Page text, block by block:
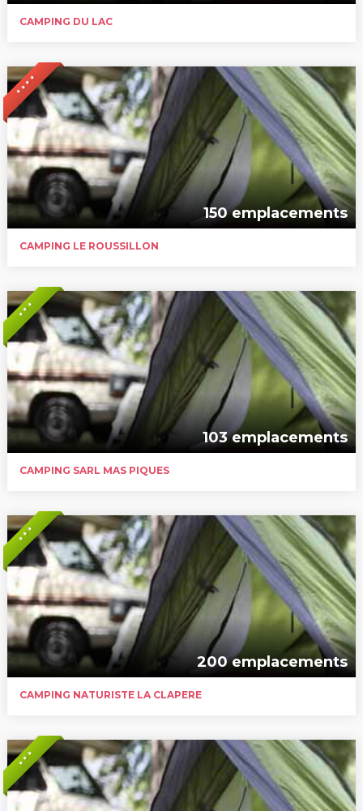
CAMPING DU LAC
* * * *
150 emplacements
CAMPING LE ROUSSILLON
* * *
103 emplacements
CAMPING SARL MAS PIQUES
* * *
200 emplacements
CAMPING NATURISTE LA CLAPERE
* * *